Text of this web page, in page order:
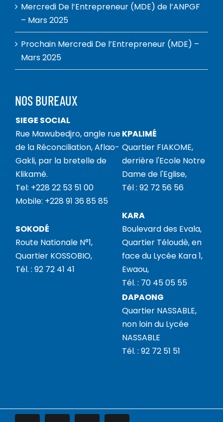
Mercredi De l’Entrepreneur (MDE) de l’ANPGF
– Mars 2025
Prochain Mercredi De l’Entrepreneur (MDE) –
Mars 2025
NOS BUREAUX
SIEGE SOCIAL
Rue Mawubedjro, angle rue
de la Réconciliation, Aflao-
Gakli, par la bretelle de
Klikamé.
Tel: +228 22 53 51 00
Mobile: +228 91 36 85 85
KPALIMÉ
Quartier FIAKOME,
derrière l'Ecole Notre
Dame de l'Eglise,
Tél : 92 72 56 56
SOKODÉ
Route Nationale N°1,
Quartier KOSSOBIO,
Tél. : 92 72 41 41
KARA
Boulevard des Evala,
Quartier Téloudè, en
face du Lycée Kara 1,
Ewaou,
Tél. : 70 45 05 55
DAPAONG
Quartier NASSABLE,
non loin du Lycée
NASSABLE
Tél. : 92 72 51 51